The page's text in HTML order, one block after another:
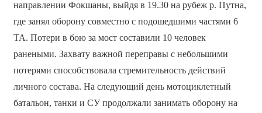
направлении Фокшаны, выйдя в 19.30 на рубеж р. Путна,
где занял оборону совместно с подошедшими частями 6
ТА. Потери в бою за мост составили 10 человек
ранеными. Захвату важной переправы с небольшими
потерями способствовала стремительность действий
личного состава. На следующий день мотоциклетный
батальон, танки и СУ продолжали занимать оборону на